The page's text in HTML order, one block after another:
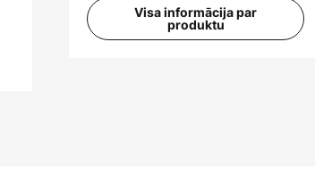
Visa informācija par
produktu